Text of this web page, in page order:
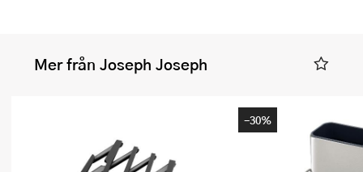
Mer från Joseph Joseph
-30%